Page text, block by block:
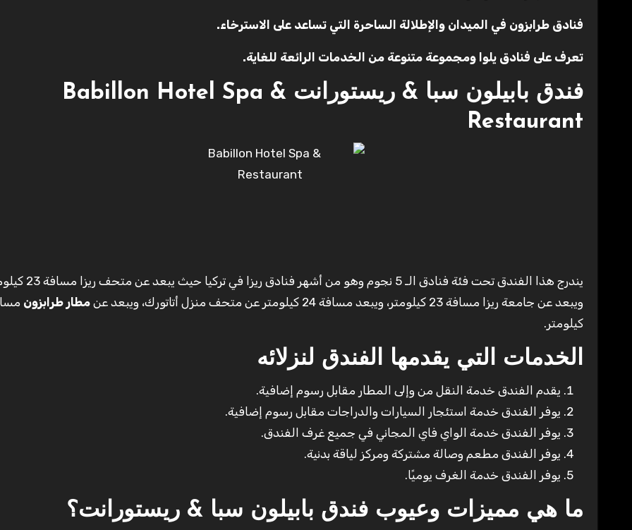
فنادق طرابزون في الميدان والإطلالة الساحرة التي تساعد على الاسترخاء.
تعرف على فنادق يلوا ومجموعة متنوعة من الخدمات الرائعة للغاية.
فندق بابيلون سبا & ريستورانت Babillon Hotel Spa &
Restaurant
يندرج هذا الفندق تحت فئة فنادق الـ 5 نجوم وهو من أشهر فنادق
ويبعد عن جامعة ريزا مسافة 23 كيلومتر، ويبعد مسافة 24 كيلومتر عن متحف منزل أتاتورك، ويبعد عن
مطار طرابزون
كيلومتر.
الخدمات التي يقدمها الفندق لنزلائه
يقدم الفندق خدمة النقل من وإلى المطار مقابل رسوم إضافية.
يوفر الفندق خدمة استئجار السيارات والدراجات مقابل رسوم إضافية.
يوفر الفندق خدمة الواي فاي المجاني في جميع غرف الفندق.
يوفر الفندق مطعم وصالة مشتركة ومركز لياقة بدنية.
يوفر الفندق خدمة الغرف يوميًا.
ما هي مميزات وعيوب فندق بابيلون سبا & ريستورانت؟